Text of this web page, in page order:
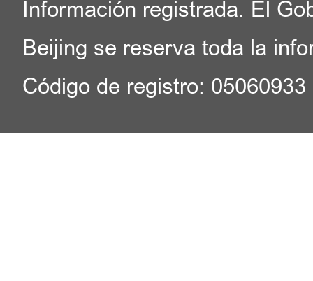
Información registrada. El
Beijing se reserva toda la
Código de registro: 05060933